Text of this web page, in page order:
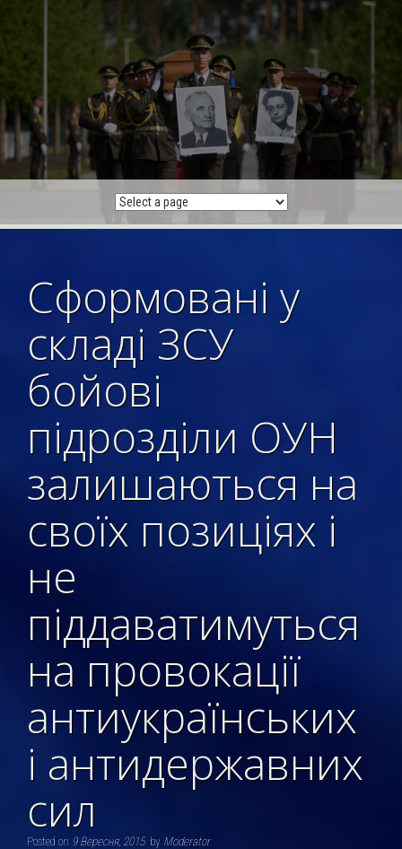
Сформовані у
складі ЗСУ
бойові
підрозділи ОУН
залишаються на
своїх позиціях і
не
піддаватимуться
на провокації
антиукраїнських
і антидержавних
сил
Posted on 9 Вересня, 2015 by Moderator